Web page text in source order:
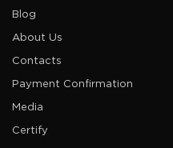
Blog
About Us
Contacts
Payment Confirmation
Media
Certify